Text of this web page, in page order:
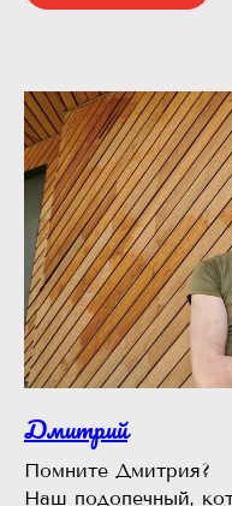
Дмитрий
Помните Дмитрия?⠀
Наш подопечный,